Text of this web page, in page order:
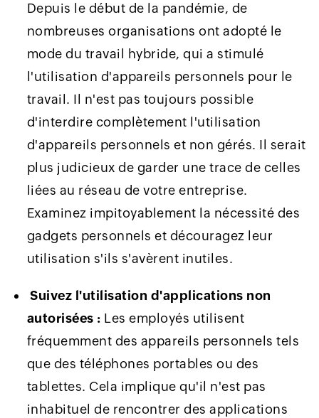
Depuis le début de la pandémie, de
nombreuses organisations ont adopté le
mode du travail hybride, qui a stimulé
l'utilisation d'appareils personnels pour le
travail. Il n'est pas toujours possible
d'interdire complètement l'utilisation
d'appareils personnels et non gérés. Il serait
plus judicieux de garder une trace de celles
liées au réseau de votre entreprise.
Examinez impitoyablement la nécessité des
gadgets personnels et découragez leur
utilisation s'ils s'avèrent inutiles.
Suivez l'utilisation d'applications non
autorisées : Les employés utilisent
fréquemment des appareils personnels tels
que des téléphones portables ou des
tablettes. Cela implique qu'il n'est pas
inhabituel de rencontrer des applications